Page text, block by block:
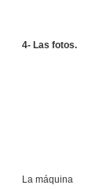
4- Las fotos.
La máquina